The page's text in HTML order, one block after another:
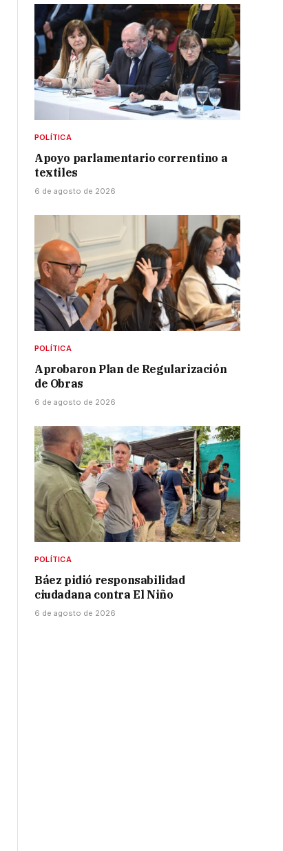
POLÍTICA
Apoyo parlamentario correntino a
textiles
6 de agosto de 2026
POLÍTICA
Aprobaron Plan de Regularización
de Obras
6 de agosto de 2026
POLÍTICA
Báez pidió responsabilidad
ciudadana contra El Niño
6 de agosto de 2026